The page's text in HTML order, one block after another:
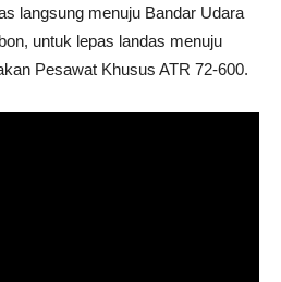
langsung menuju Bandar Udara
untuk lepas landas menuju
Pesawat Khusus ATR 72-600.